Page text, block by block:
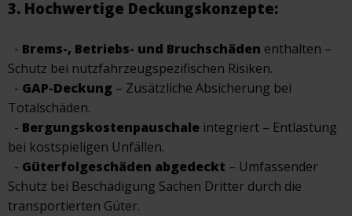
3. Hochwertige Deckungskonzepte:
- Brems-, Betriebs- und Bruchschäden enthalten –
Schutz bei nutzfahrzeugspezifischen Risiken.
- GAP-Deckung – Zusätzliche Absicherung bei
Totalschäden.
- Bergungskostenpauschale integriert – Entlastung
bei kostspieligen Unfällen.
- Güterfolgeschäden abgedeckt – Umfassender
Schutz bei Beschädigung Sachen Dritter durch die
transportierten Güter.